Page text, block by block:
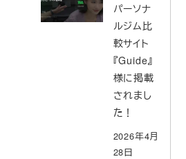
パーソナ
ルジム比
較サイト
『Guide』
様に掲載
されまし
た！
2026年4月
28日